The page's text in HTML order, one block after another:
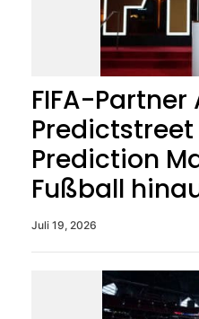
FIFA-Partner
Prediction
Fußball
Juli 19, 2026